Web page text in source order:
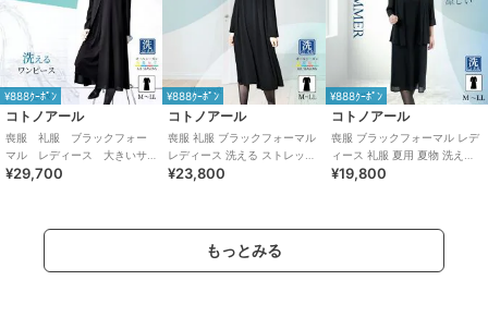
¥888ｸｰﾎﾟﾝ
コトノアール
喪服 礼服 ブラックフォー
マル レディース 大きいサ
イズ 夏 夏用 日本製
¥29,700
¥888ｸｰﾎﾟﾝ
コトノアール
喪服 礼服 ブラックフォーマル
レディース 洗える ストレッチ
ロング ゆったり 日本製 62011
¥23,800
¥888ｸｰﾎﾟﾝ
コトノアール
喪服 ブラックフォーマル レデ
ィース 礼服 夏用 夏物 洗える
ワンピース（63003）
¥19,800
もっとみる